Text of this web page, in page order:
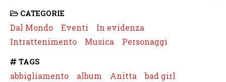
CATEGORIE
Dal Mondo Eventi
In evidenza
Intrattenimento
Musica Personaggi
TAGS
abbigliamento album Anitta
bad girl